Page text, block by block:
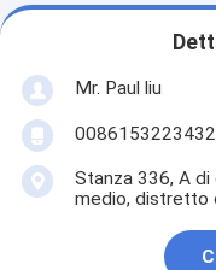
Mr. Paul liu
Stanza 336, A di
medio, distretto